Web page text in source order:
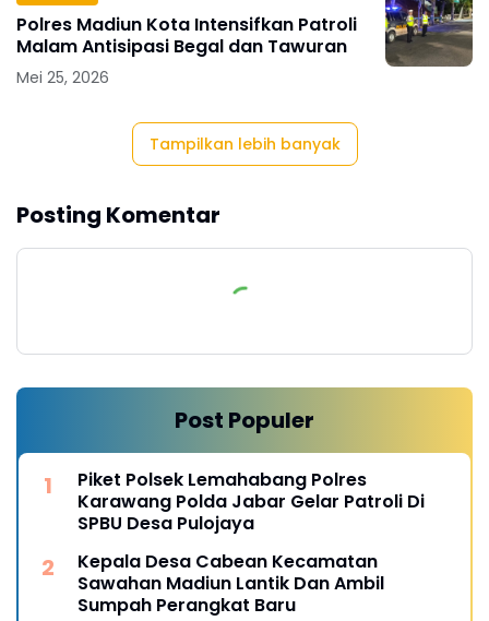
Polres Madiun Kota Intensifkan Patroli
Malam Antisipasi Begal dan Tawuran
Mei 25, 2026
Tampilkan lebih banyak
Posting Komentar
Post Populer
Piket Polsek Lemahabang Polres
Karawang Polda Jabar Gelar Patroli Di
SPBU Desa Pulojaya
Kepala Desa Cabean Kecamatan
Sawahan Madiun Lantik Dan Ambil
Sumpah Perangkat Baru